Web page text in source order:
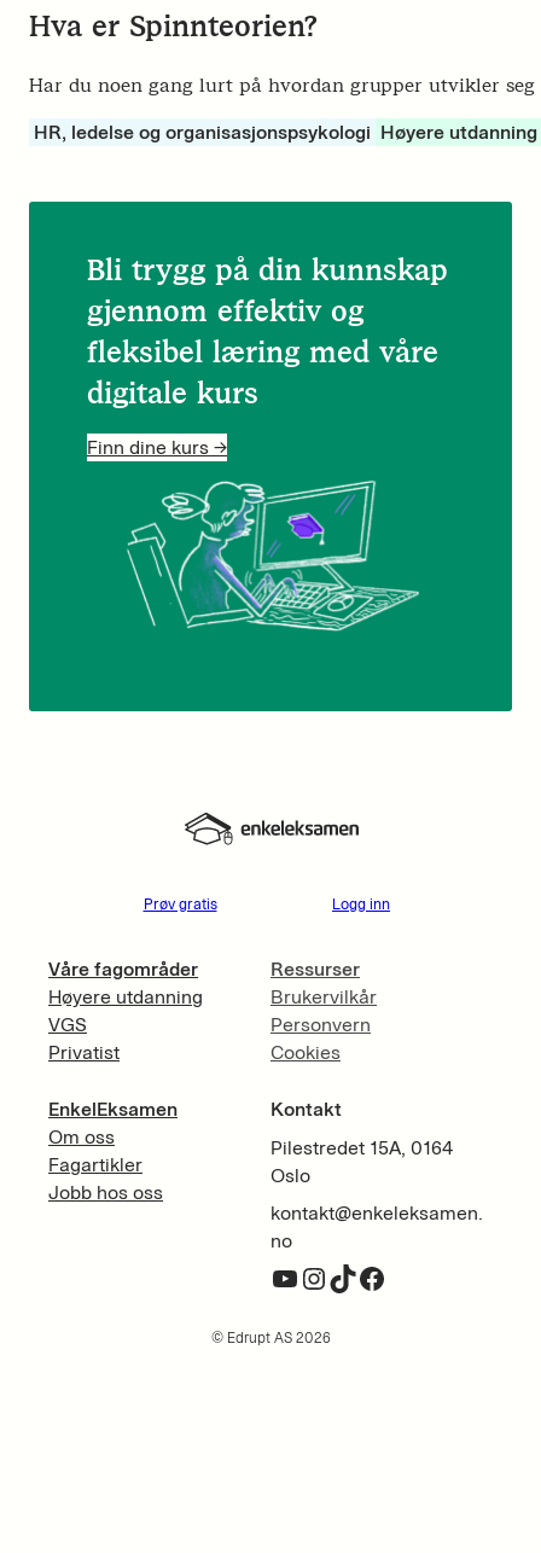
Hva er Spinnteorien?
Har du noen gang lurt på hvordan grupper utvikler
HR, ledelse og organisasjonspsykologi Høyere utdanning
Bli trygg på din kunnskap
gjennom effektiv og
fleksibel læring med våre
digitale kurs
Finn dine kurs ->
Prøv gratis Logg inn
Våre fagområder
Høyere utdanning
VGS
Privatist
EnkelEksamen
Om oss
Fagartikler
Jobb hos oss
Ressurser
Brukervilkår
Personvern
Cookies
Kontakt
Pilestredet 15A, 0164
Oslo
kontakt@enkeleksamen.
no
YouTube InstagramTikTok Facebook
© Edrupt AS 2026